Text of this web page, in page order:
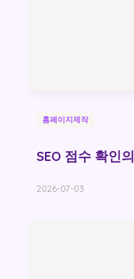
홈페이지제작
SEO 점수 확인
2026-07-03